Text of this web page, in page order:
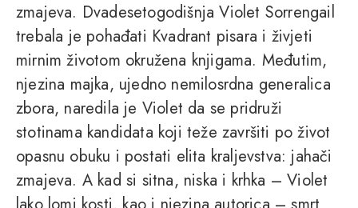
zmajeva. Dvadesetogodišnja Violet Sorrengail
trebala je pohađati Kvadrant pisara i živjeti
mirnim životom okružena knjigama. Međutim,
njezina majka, ujedno nemilosrdna generalica
zbora, naredila je Violet da se pridruži
stotinama kandidata koji teže završiti po život
opasnu obuku i postati elita kraljevstva: jahači
zmajeva. A kad si sitna, niska i krhka – Violet